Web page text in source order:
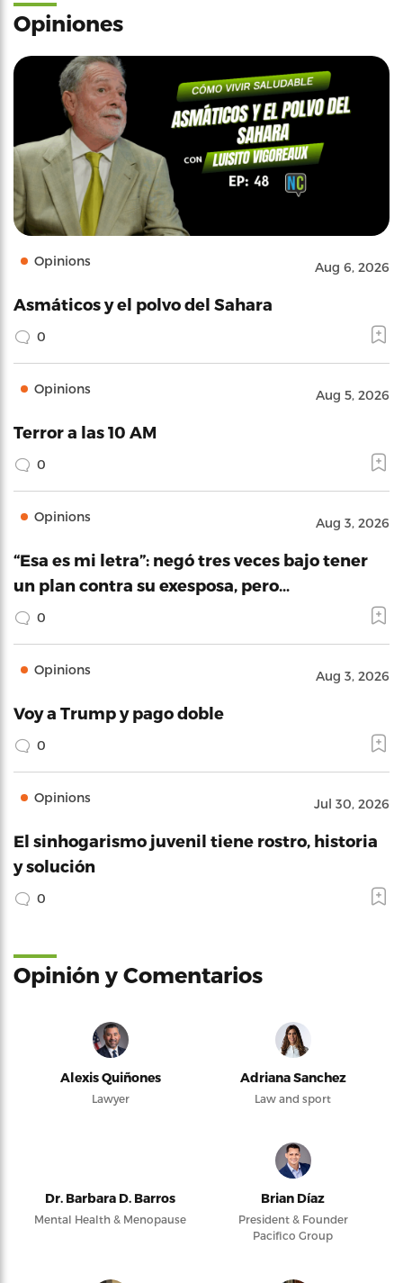
Opiniones
Opinions Aug 6, 2026
Asmáticos y el polvo del Sahara
0
Opinions Aug 5, 2026
Terror a las 10 AM
0
Opinions Aug 3, 2026
“Esa es mi letra”: negó tres veces bajo tener
un plan contra su exesposa, pero…
0
Opinions Aug 3, 2026
Voy a Trump y pago doble
0
Opinions Jul 30, 2026
El sinhogarismo juvenil tiene rostro, historia
y solución
0
Opinión y Comentarios
Alexis Quiñones
Lawyer
Adriana Sanchez
Law and sport
Dr. Barbara D. Barros
Mental Health & Menopause
Brian Díaz
President & Founder
Pacifico Group